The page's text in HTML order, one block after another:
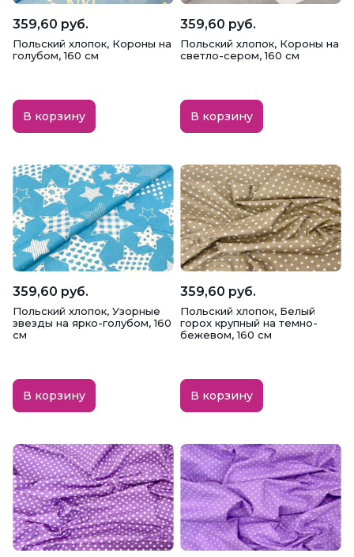
Фланель Флис
359,60 руб.
Польский хлопок, Короны на
голубом, 160 см
В корзину
359,60 руб.
Польский хлопок, Короны на
светло-сером, 160 см
В корзину
359,60 руб.
Польский хлопок, Узорные
звезды на ярко-голубом, 160
см
В корзину
359,60 руб.
Польский хлопок, Белый
горох крупный на темно-
бежевом, 160 см
В корзину